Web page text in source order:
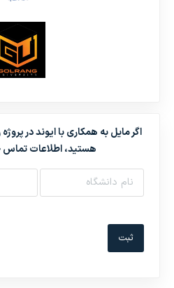
اگر مایل به همکاری با ایوند در
هستید، اطلاعات تماس
ثبت